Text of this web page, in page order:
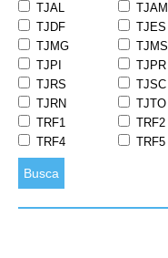
TJAL
TJAM
TJDF
TJES
TJMG
TJMS
TJPI
TJPR
TJRS
TJSC
TJRN
TJTO
TRF1
TRF2
TRF4
TRF5
Busca